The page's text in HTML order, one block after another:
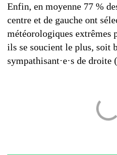
Enfin, en moyenne 77 %
centre et de gauche ont
météorologiques extrêmes
ils se soucient le plus, soit
sympathisant·e·s de droite